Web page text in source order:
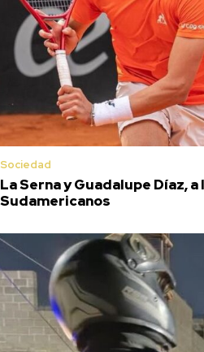
Sociedad
La Serna y Guadalupe Díaz,
Sudamericanos